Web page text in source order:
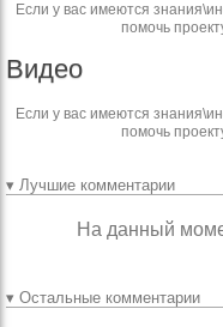
Если у вас имеются
помочь
Видео
Если у вас имеются
помочь
▾ Лучшие комментарии
На данный
▾ Остальные комментарии